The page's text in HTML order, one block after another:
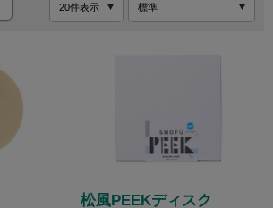
松風PEEKディスク